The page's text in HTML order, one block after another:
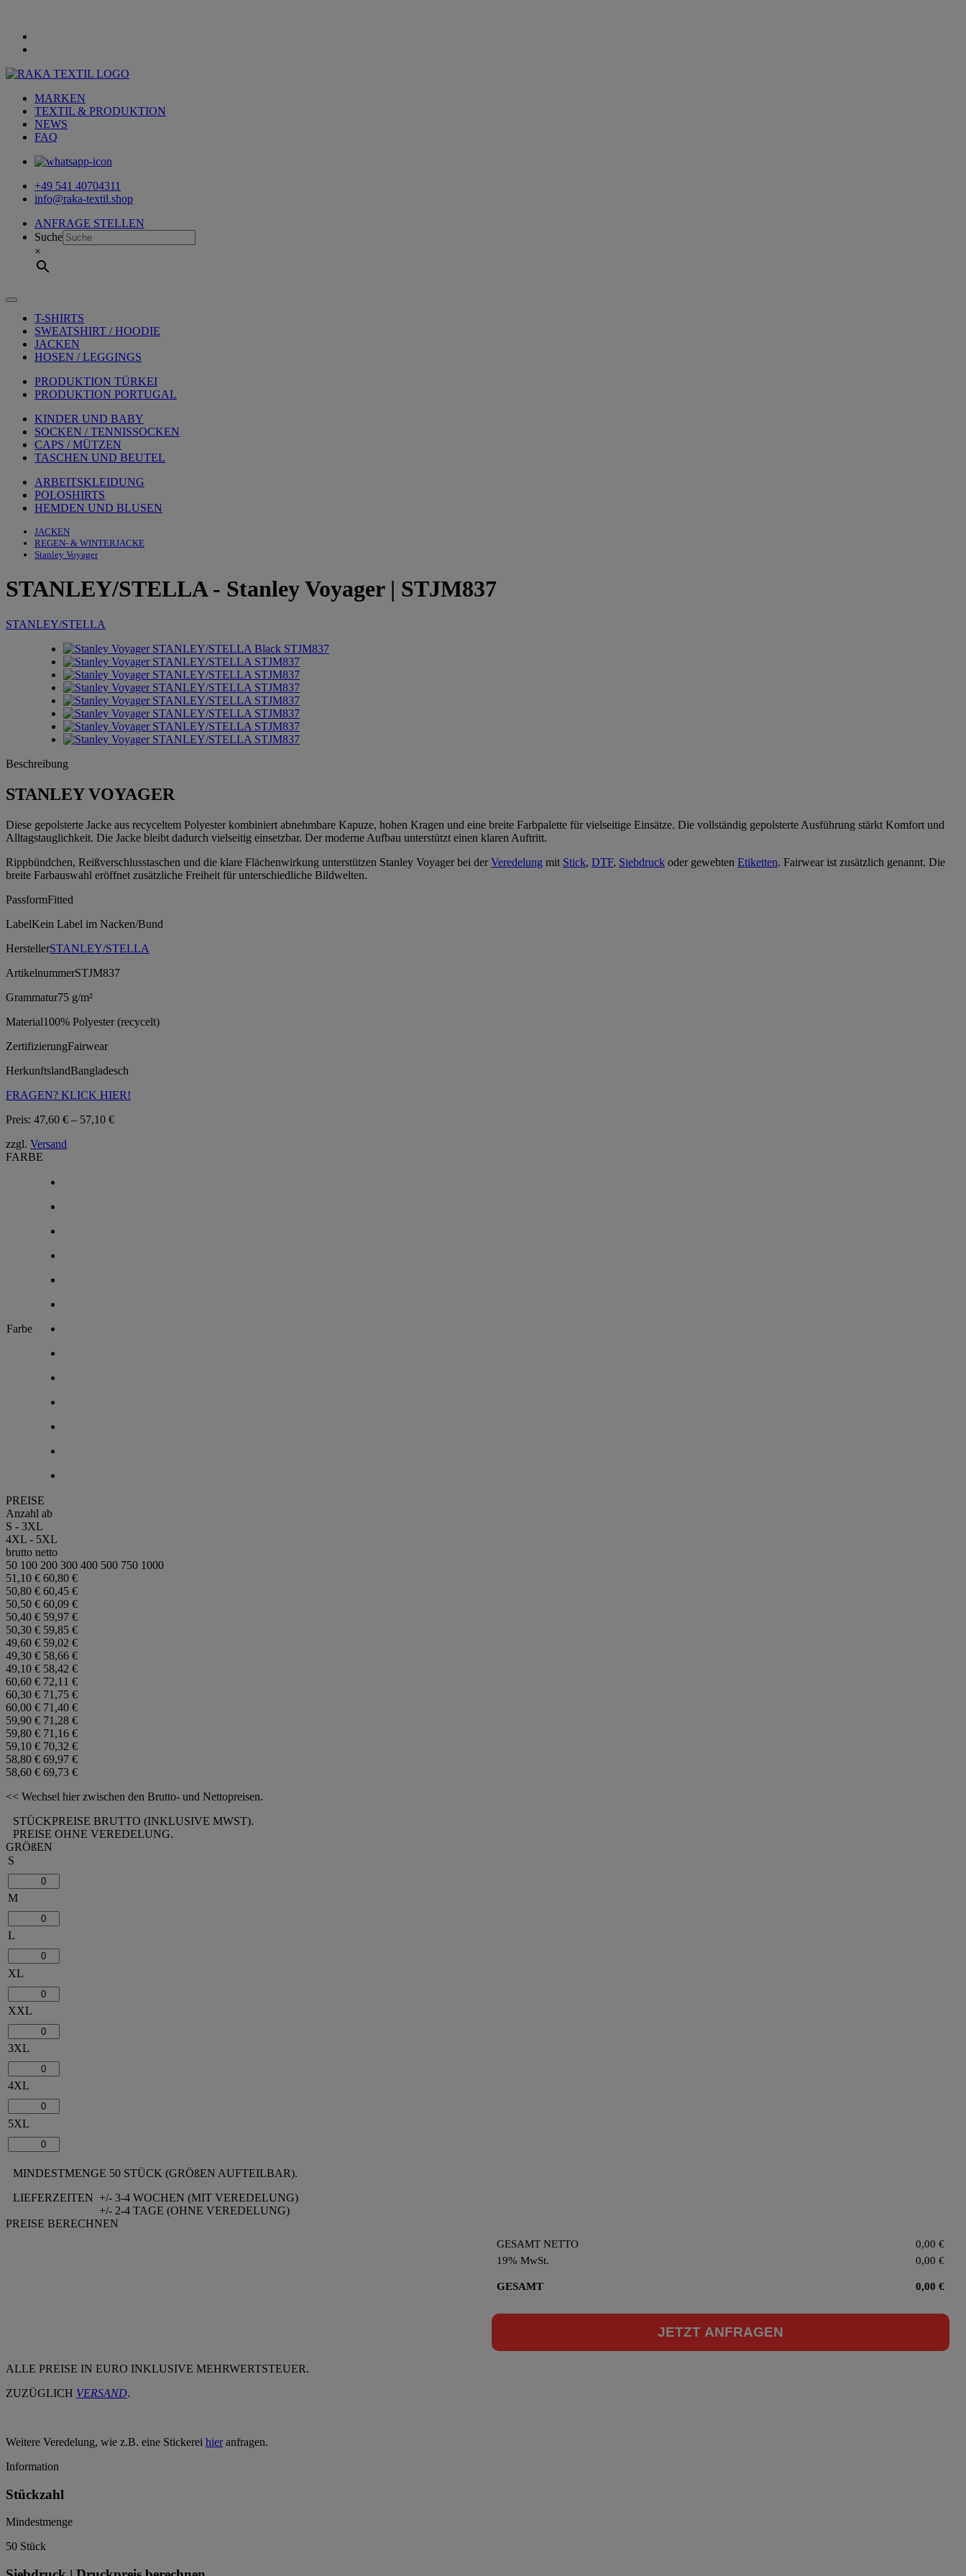
MARKEN
TEXTIL & PRODUKTION
NEWS
FAQ
+49 541 40704311
info@raka-textil.shop
ANFRAGE STELLEN
Suche
×
T-SHIRTS
SWEATSHIRT / HOODIE
JACKEN
HOSEN / LEGGINGS
PRODUKTION TÜRKEI
PRODUKTION PORTUGAL
KINDER UND BABY
SOCKEN / TENNISSOCKEN
CAPS / MÜTZEN
TASCHEN UND BEUTEL
ARBEITSKLEIDUNG
POLOSHIRTS
HEMDEN UND BLUSEN
JACKEN
REGEN- & WINTERJACKE
Stanley Voyager
STANLEY/STELLA- Stanley Voyager| STJM837
STANLEY/STELLA
Beschreibung
STANLEY VOYAGER
Diese gepolsterte Jacke aus recyceltem Polyester kombiniert abnehmbare Kapuze, hohen Kragen und eine breite Farbpalette für vielseitige Einsätze. Die vollständig gepolsterte Ausführung stärkt Komfort und
Alltagstauglichkeit. Die Jacke bleibt dadurch vielseitig einsetzbar. Der moderne Aufbau unterstützt einen klaren Auftritt.
Rippbündchen, Reißverschlusstaschen und die klare Flächenwirkung unterstützen Stanley Voyager bei derVeredelung mit Stick, DTF, Siebdruck oder gewebten Etiketten. Fairwear ist zusätzlich genannt. Die
breite Farbauswahl eröffnet zusätzliche Freiheit für unterschiedliche Bildwelten.
PassformFitted
LabelKein Label im Nacken/Bund
HerstellerSTANLEY/STELLA
ArtikelnummerSTJM837
Grammatur75 g/m²
Material100% Polyester (recycelt)
ZertifizierungFairwear
HerkunftslandBangladesch
FRAGEN? KLICK HIER!
Preis: 47,60 € – 57,10 €Preisspanne:
zzgl. Versand
FARBE
Farbe
PREISE
Anzahl ab
S - 3XL
4XL - 5XL
brutto netto
50 100 200 300 400 500 750 1000
51,10 € 60,80 €
50,80 € 60,45 €
50,50 € 60,09 €
50,40 € 59,97 €
50,30 € 59,85 €
49,60 € 59,02 €
49,30 € 58,66 €
49,10 € 58,42 €
60,60 € 72,11 €
60,30 € 71,75 €
60,00 € 71,40 €
59,90 € 71,28 €
59,80 € 71,16 €
59,10 € 70,32 €
58,80 € 69,97 €
58,60 € 69,73 €
<< Wechsel hier zwischen den Brutto- und Nettopreisen.
STÜCKPREISE BRUTTO (INKLUSIVE MWST).
PREISE OHNE VEREDELUNG.
GRÖßEN
S
M
L
XL
XXL
3XL
4XL
5XL
MINDESTMENGE 50 STÜCK (GRÖßEN AUFTEILBAR).
LIEFERZEITEN +/- 3-4 WOCHEN (MIT VEREDELUNG)
+/- 2-4 TAGE (OHNE VEREDELUNG)
PREISE BERECHNEN
GESAMT NETTO 0,00 €
19% MwSt.
0,00 €
GESAMT 0,00 €
JETZT ANFRAGEN
ALLE PREISE IN EURO INKLUSIVE MEHRWERTSTEUER.
ZUZÜGLICH VERSAND.
Weitere Veredelung, wie z.B. eine Stickerei hieranfragen.
Information
Stückzahl
Mindestmenge
50 Stück